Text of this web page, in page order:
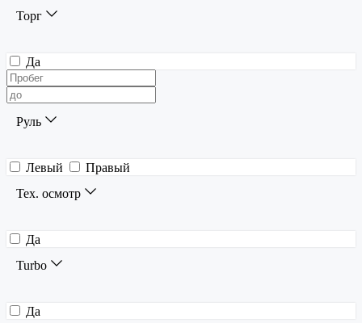
Торг
Да
Руль
Левый
Правый
Тех. осмотр
Да
Turbo
Да